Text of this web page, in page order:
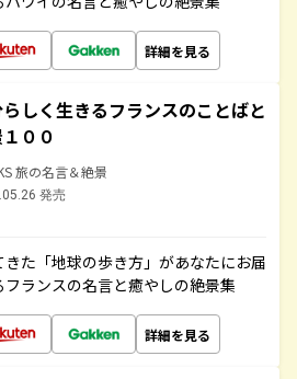
詳細を見る
しく生きるフランスのことばと
００
旅の名言＆絶景
発売
た「地球の歩き方」があなたにお届
ランスの名言と癒やしの絶景集
詳細を見る